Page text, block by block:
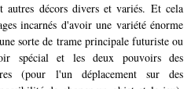
autres décors divers et variés. Et cela
incarnés d'avoir une variété énorme
sorte de trame principale futuriste ou
spécial et les deux pouvoirs des
(pour l'un déplacement sur des